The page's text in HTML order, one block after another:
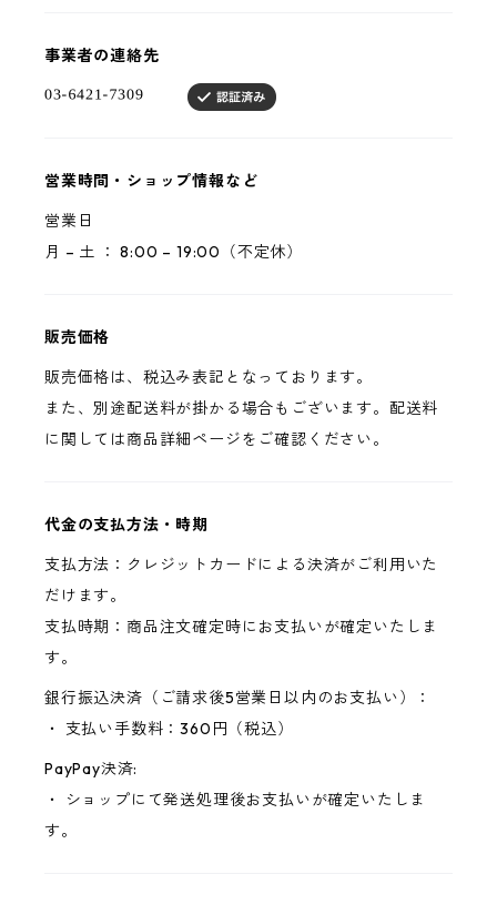
事業者の連絡先
営業時間・ショップ情報など
営業日
月 – 土 ： 8:00 – 19:00（不定休）
販売価格
販売価格は、税込み表記となっております。
また、別途配送料が掛かる場合もございます。配送料
に関しては商品詳細ページをご確認ください。
代金の支払方法・時期
支払方法：クレジットカードによる決済がご利用いた
だけます。
支払時期：商品注文確定時にお支払いが確定いたしま
す。
銀行振込決済（ご請求後5営業日以内のお支払い）：
・ 支払い手数料：360円（税込）
PayPay決済:
・ ショップにて発送処理後お支払いが確定いたしま
す。